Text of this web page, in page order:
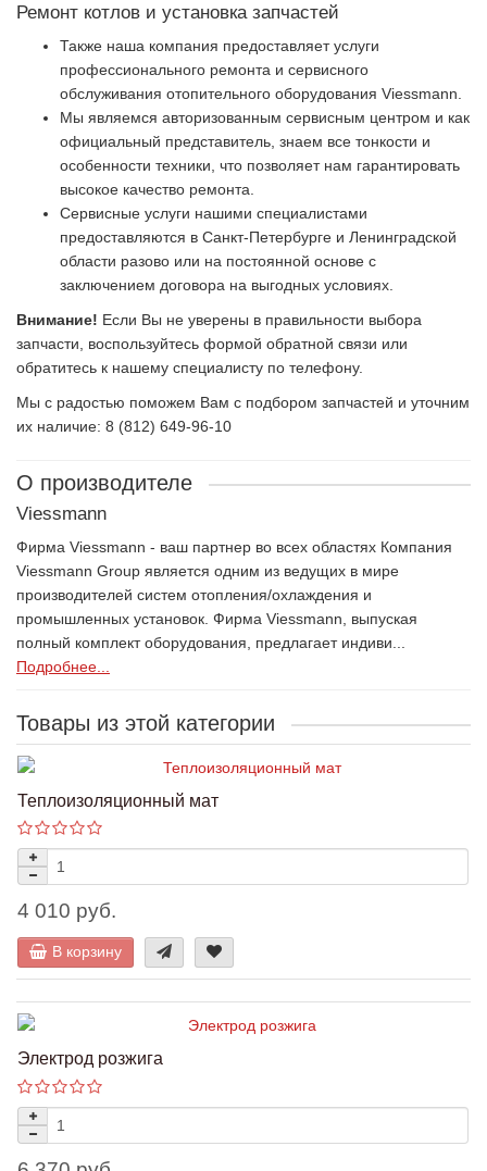
Ремонт котлов и установка запчастей
Также наша компания предоставляет услуги
профессионального ремонта и сервисного
обслуживания отопительного оборудования Viessmann.
Мы являемся авторизованным сервисным центром и как
официальный представитель, знаем все тонкости и
особенности техники, что позволяет нам гарантировать
высокое качество ремонта.
Сервисные услуги нашими специалистами
предоставляются в Санкт-Петербурге и Ленинградской
области разово или на постоянной основе с
заключением договора на выгодных условиях.
Внимание! Если Вы не уверены в правильности выбора
запчасти, воспользуйтесь формой обратной связи или
обратитесь к нашему специалисту по телефону.
Мы с радостью поможем Вам с подбором запчастей и уточним
их наличие: 8 (812) 649-96-10
О производителе
Viessmann
Фирма Viessmann - ваш партнер во всех областях Компания
Viessmann Group является одним из ведущих в мире
производителей систем отопления/охлаждения и
промышленных установок. Фирма Viessmann, выпуская
полный комплект оборудования, предлагает индиви...
Подробнее...
Товары из этой категории
Теплоизоляционный мат
4 010 руб.
В корзину
Электрод розжига